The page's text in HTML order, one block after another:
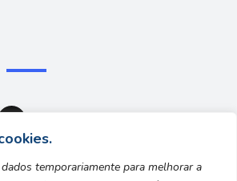
temporariamente para melhorar a